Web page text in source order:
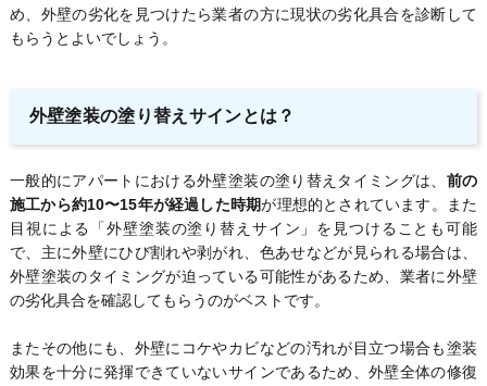
め、外壁の劣化を見つけたら業者の方に現状の劣化具合を診断して
もらうとよいでしょう。
外壁塗装の塗り替えサインとは？
一般的にアパートにおける外壁塗装の塗り替えタイミングは、 前の
施工から約10〜15年が経過した時期が理想的とされています。また
目視による「外壁塗装の塗り替えサイン」を見つけることも可能
で、主に外壁にひび割れや剥がれ、色あせなどが見られる場合は、
外壁塗装のタイミングが迫っている可能性があるため、業者に外壁
の劣化具合を確認してもらうのがベストです。
またその他にも、外壁にコケやカビなどの汚れが目立つ場合も塗装
効果を十分に発揮できていないサインであるため、外壁全体の修復